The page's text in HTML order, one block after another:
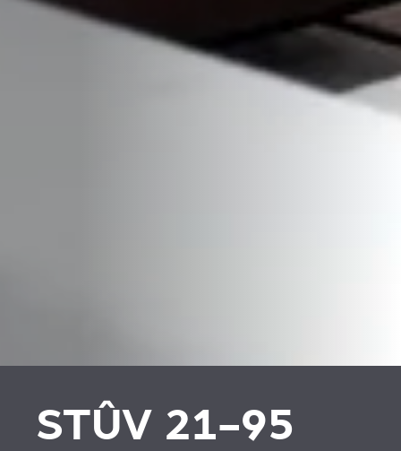
STÛV 21-95
ZUBERHÖRTEIL
ACCESSOIRES VOOR